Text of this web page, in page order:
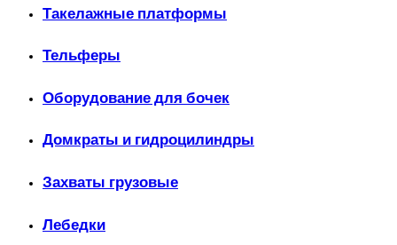
Такелажные платформы
Тельферы
Оборудование для бочек
Домкраты и гидроцилиндры
Захваты грузовые
Лебедки